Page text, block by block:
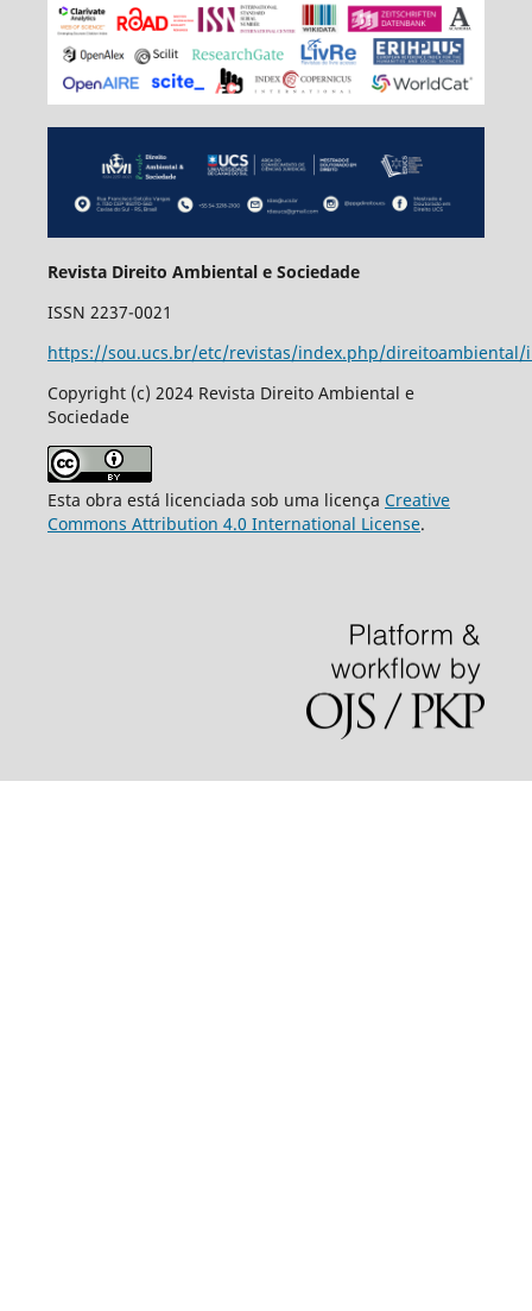
Revista Direito Ambiental e Sociedade
ISSN 2237-0021
https://sou.ucs.br/etc/revistas/index.php/direitoambiental/
Copyright (c) 2024 Revista Direito Ambiental e
Sociedade
Esta obra está licenciada sob uma licença Creative
Commons Attribution 4.0 International License.